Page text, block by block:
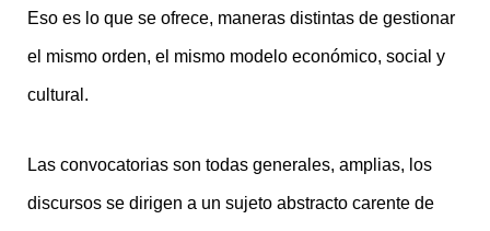
Eso es lo que se ofrece, maneras distintas de gestionar
el mismo orden, el mismo modelo económico, social y
cultural.
Las convocatorias son todas generales, amplias, los
discursos se dirigen a un sujeto abstracto carente de